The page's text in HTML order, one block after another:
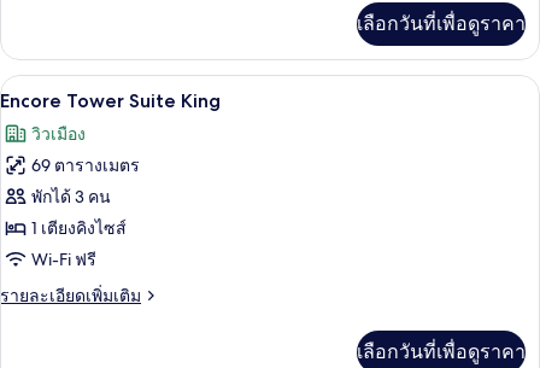
เกี่ยว
กับ
Encore
Suite
Salon
เลือกวันที่เพื่อดูราคา
เปิด
ภาพถ่าย
ทั้งหมด
ของ
Encore
Tower
King
เครื่องนอนระดับพรีเมียม, เตียงพร้อม
4
Encore Tower Suite King
วิวเมือง
69 ตารางเมตร
พักได้ 3 คน
1 เตียงคิงไซส์
Wi-Fi ฟรี
รายละเอียดเพิ่มเติม
ราย
เลือกวันที่เพื่อดูราคา